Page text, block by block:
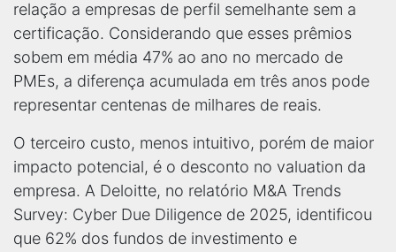
relação a empresas de perfil semelhante sem a
certificação. Considerando que esses prêmios
sobem em média 47% ao ano no mercado de
PMEs, a diferença acumulada em três anos pode
representar centenas de milhares de reais.
O terceiro custo, menos intuitivo, porém de maior
impacto potencial, é o desconto no valuation da
empresa. A Deloitte, no relatório M&A Trends
Survey: Cyber Due Diligence de 2025, identificou
que 62% dos fundos de investimento e